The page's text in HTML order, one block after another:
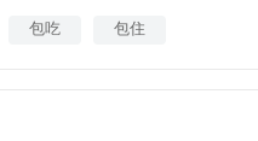
包吃 包住